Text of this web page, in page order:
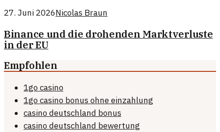
27. Juni 2026Nicolas Braun
Binance und die drohenden Marktverluste
in der EU
Empfohlen
1go casino
1go casino bonus ohne einzahlung
casino deutschland bonus
casino deutschland bewertung